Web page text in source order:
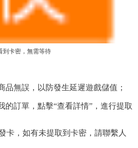
到卡密，無需等待
品無誤，以防發生延遲遊戲儲值；
的訂單，點擊“查看詳情”，進行提取
卡，如有未提取到卡密，請聯繫人